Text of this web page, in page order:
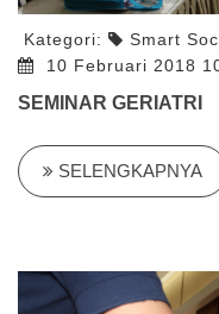
Kategori:
Smart
10 Februari 2018
SEMINAR GERIATRI
SELENGKAPNYA